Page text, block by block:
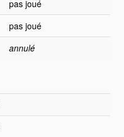
pas joué
pas joué
annulé